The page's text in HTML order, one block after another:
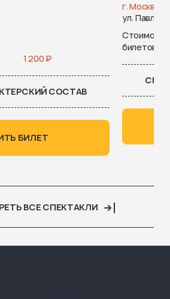
1 200 ₽
СОСТАВ
БИЛЕТ
г. Москва
ул.
Стоимость
билетов от
ВСЕ СПЕКТАКЛИ